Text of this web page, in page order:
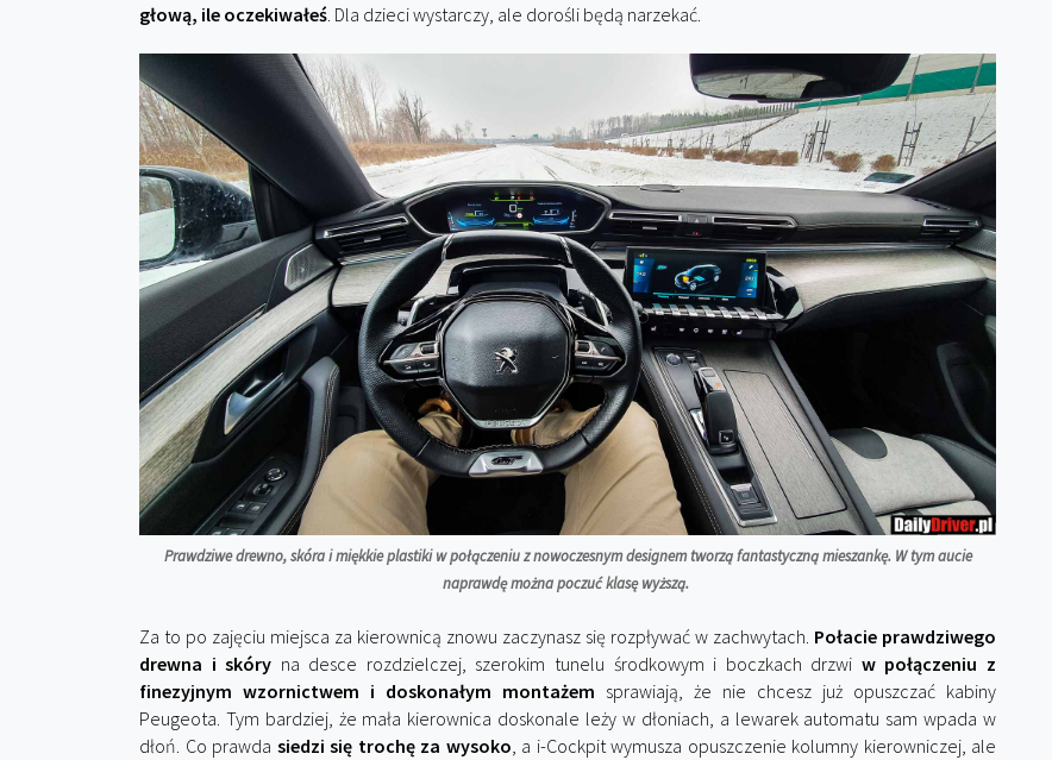
głową, ile oczekiwałeś. Dla dzieci wystarczy, ale dorośli będą narzekać.
Prawdziwe drewno, skóra i miękkie plastiki w połączeniu z nowoczesnym designem tworzą fantastyczną mieszankę. W tym aucie
naprawdę można poczuć klasę wyższą.
Za to po zajęciu miejsca za kierownicą znowu zaczynasz się rozpływać w zachwytach. Połacie prawdziwego
drewna i skóry na desce rozdzielczej, szerokim tunelu środkowym i boczkach drzwi w połączeniu z
finezyjnym wzornictwem i doskonałym montażem sprawiają, że nie chcesz już opuszczać kabiny
Peugeota. Tym bardziej, że mała kierownica doskonale leży w dłoniach, a lewarek automatu sam wpada w
dłoń. Co prawda siedzi się trochę za wysoko, a i-Cockpit wymusza opuszczenie kolumny kierowniczej, ale